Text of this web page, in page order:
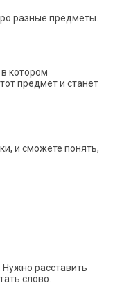
разные предметы.
котором
предмет и станет
и сможете понять,
расставить
слово.